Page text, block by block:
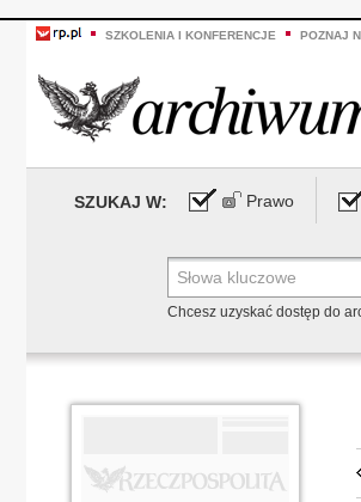
SZKOLENIA I KONFERENCJE POZNAJ
SZUKAJ W: Prawo
Chcesz uzyskać dostęp do